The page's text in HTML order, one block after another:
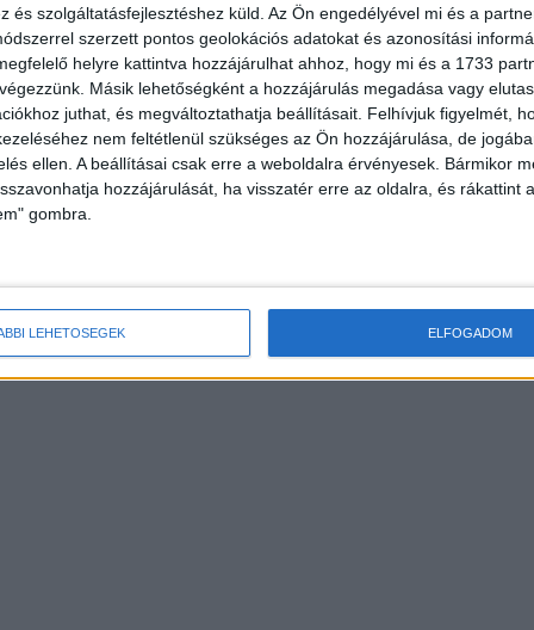
és szolgáltatásfejlesztéshez küld. Az Ön engedélyével mi és a
szerzett pontos geolokációs adatokat és azonosítási
helyre kattintva hozzájárulhat ahhoz, hogy mi és a 1733
Másik lehetőségként a hozzájárulás megadása vagy
juthat, és megváltoztathatja beállításait. Felhívjuk figyelmét,
nem feltétlenül szükséges az Ön hozzájárulása, de
ellen. A beállításai csak erre a weboldalra érvényesek. Bármikor
hozzájárulását, ha visszatér erre az oldalra, és rákattint
gombra.
LEHETŐSÉGEK ELFOGADOM